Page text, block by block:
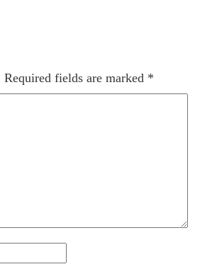
Required fields are marked *